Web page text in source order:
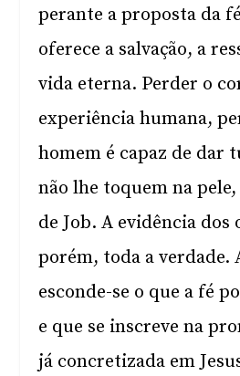
perante a proposta da
oferece a salvação, a
vida eterna. Perder o
experiência humana,
homem é capaz de dar
não lhe toquem na
de Job. A evidência dos
porém, toda a verdade.
esconde-se o que a fé
e que se inscreve na
já concretizada em